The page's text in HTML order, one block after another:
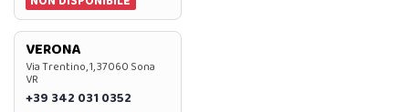
VERONA
Via Trentino, 1, 37060 Sona
VR
+39 342 031 0352